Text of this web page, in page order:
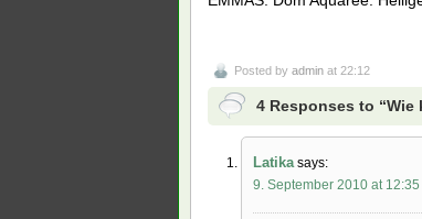
Posted by admin at 22:12
4 Responses to
Latika says:
9. September 2010 at 12:35